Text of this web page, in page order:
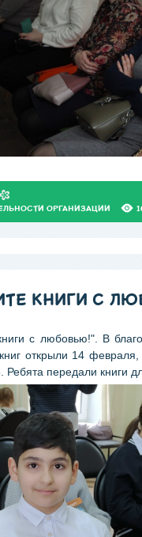
ОРГАНИЗАЦИИ
КНИГИ С
с любовью!". В
открыли 14
Ребята передали книги